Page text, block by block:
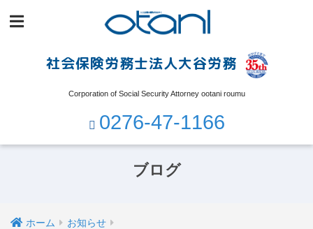
社会保険労務士法人大谷労務
Corporation of Social Security Attorney ootani roumu
0276-47-1166
ブログ
ホーム お知らせ